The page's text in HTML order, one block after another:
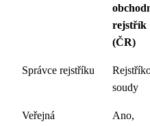
rejstřík
(ČR)
Správce rejstříku
soudy
Veřejná
Ano,